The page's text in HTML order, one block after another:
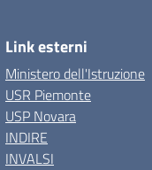
Link esterni
Ministero dell'Istruzione
USR Piemonte
USP Novara
INDIRE
INVALSI